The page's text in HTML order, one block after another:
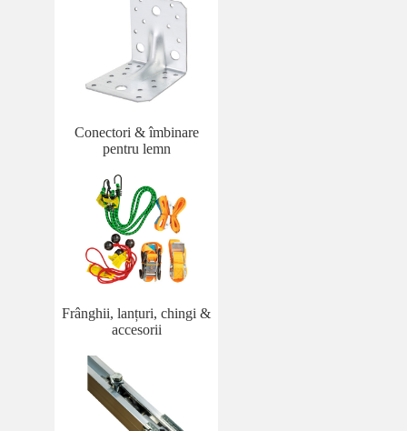
Conectori & îmbinare
pentru lemn
Frânghii, lanțuri, chingi &
accesorii